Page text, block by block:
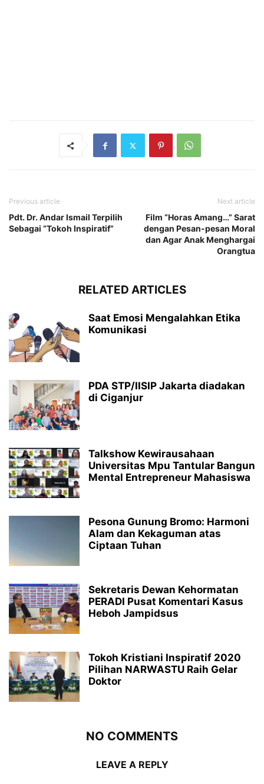
Previous article
Pdt. Dr. Andar Ismail Terpilih
Sebagai “Tokoh Inspiratif”
Next article
Film “Horas Amang…” Sarat
dengan Pesan-pesan Moral
dan Agar Anak Menghargai
Orangtua
RELATED ARTICLES
Saat Emosi Mengalahkan Etika
Komunikasi
PDA STP/IISIP Jakarta diadakan
di Ciganjur
Talkshow Kewirausahaan
Universitas Mpu Tantular Bangun
Mental Entrepreneur Mahasiswa
Pesona Gunung Bromo: Harmoni
Alam dan Kekaguman atas
Ciptaan Tuhan
Sekretaris Dewan Kehormatan
PERADI Pusat Komentari Kasus
Heboh Jampidsus
Tokoh Kristiani Inspiratif 2020
Pilihan NARWASTU Raih Gelar
Doktor
NO COMMENTS
LEAVE A REPLY